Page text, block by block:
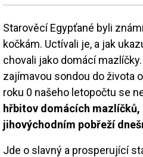
Starověcí Egypťané byli
kočkám. Uctívali je, a jak
chovali jako domácí
zajímavou sondou do života
roku 0 našeho letopočtu se
hřbitov domácích mazlíčků,
jihovýchodním pobřeží
Jde o slavný a prosperující